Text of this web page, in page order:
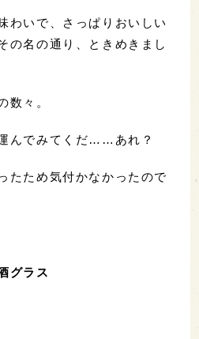
わいで、さっぱりおいしい
の名の通り、ときめきまし
数々。
んでみてくだ……あれ？
たため気付かなかったので
グラス